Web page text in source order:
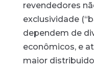
revendedores
exclusividade
dependem de
econômicos, e
maior